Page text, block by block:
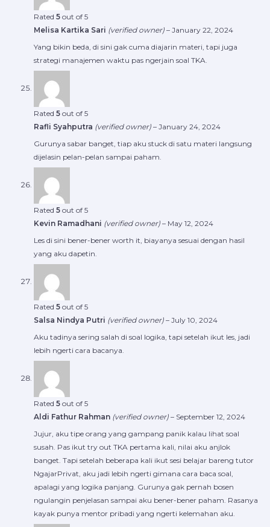
Rated 5 out of 5
Melisa Kartika Sari (verified owner) – January 22, 2024
Yang bikin beda, di sini gak cuma diajarin materi, tapi juga
strategi manajemen waktu pas ngerjain soal TKA.
Rated 5 out of 5
Rafli Syahputra (verified owner) – January 24, 2024
Gurunya sabar banget, tiap aku stuck di satu materi langsung
dijelasin pelan-pelan sampai paham.
Rated 5 out of 5
Kevin Ramadhani (verified owner) – May 12, 2024
Les di sini bener-bener worth it, biayanya sesuai dengan hasil
yang aku dapetin.
Rated 5 out of 5
Salsa Nindya Putri (verified owner) – July 10, 2024
Aku tadinya sering salah di soal logika, tapi setelah ikut les, jadi
lebih ngerti cara bacanya.
Rated 5 out of 5
Aldi Fathur Rahman (verified owner) – September 12, 2024
Jujur, aku tipe orang yang gampang panik kalau lihat soal
susah. Pas ikut try out TKA pertama kali, nilai aku anjlok
banget. Tapi setelah beberapa kali ikut sesi belajar bareng tutor
NgajarPrivat, aku jadi lebih ngerti gimana cara baca soal,
apalagi yang logika panjang. Gurunya gak pernah bosen
ngulangin penjelasan sampai aku bener-bener paham. Rasanya
kayak punya mentor pribadi yang ngerti kelemahan aku.